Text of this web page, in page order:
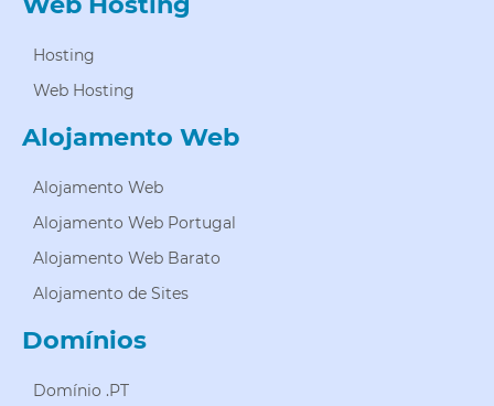
Hosting
Web Hosting
Alojamento Web
Alojamento Web
Alojamento Web Portugal
Alojamento Web Barato
Alojamento de Sites
Domínios
Domínio .PT